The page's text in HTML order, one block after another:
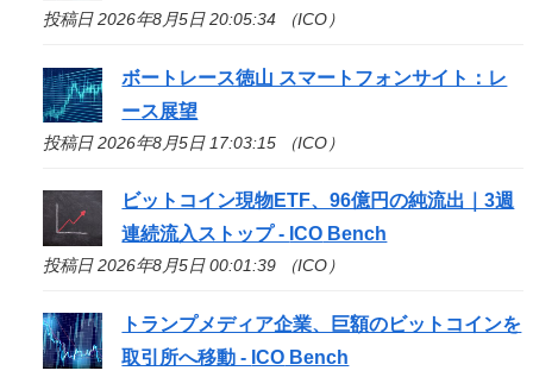
投稿日 2026年8月5日 20:05:34 （ICO）
ボートレース徳山 スマートフォンサイト：レ
ース展望
投稿日 2026年8月5日 17:03:15 （ICO）
ビットコイン現物ETF、96億円の純流出｜3週
連続流入ストップ - ICO Bench
投稿日 2026年8月5日 00:01:39 （ICO）
トランプメディア企業、巨額のビットコインを
取引所へ移動 - ICO Bench